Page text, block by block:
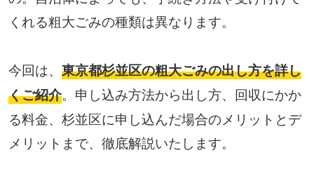
くれる粗大ごみの種類は異なります。
今回は、 東京都杉並区の粗大ごみの出し方を詳し
くご紹介。申し込み方法から出し方、回収にかか
る料金、杉並区に申し込んだ場合のメリットとデ
メリットまで、徹底解説いたします。